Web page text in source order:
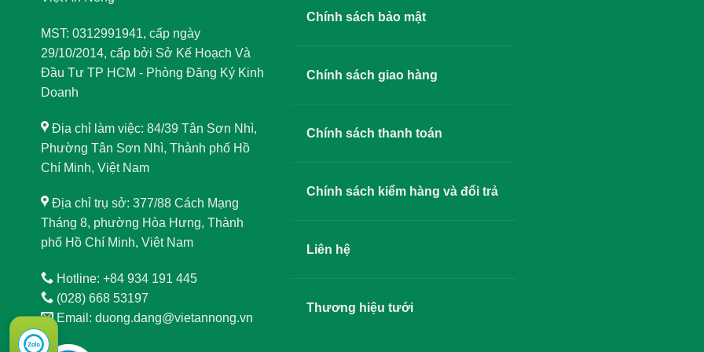
MST: 0312991941, cấp ngày
29/10/2014, cấp bởi Sở Kế Hoạch Và
Đầu Tư TP HCM - Phòng Đăng Ký Kinh
Doanh
Địa chỉ làm việc: 84/39 Tân Sơn Nhì,
Phường Tân Sơn Nhì, Thành phố Hồ
Chí Minh, Việt Nam
Địa chỉ trụ sở: 377/88 Cách Mạng
Tháng 8, phường Hòa Hưng, Thành
phố Hồ Chí Minh, Việt Nam
Hotline: +84 934 191 445
(028) 668 53197
Email: duong.dang@vietannong.vn
Chính sách bảo mật
Chính sách giao hàng
Chính sách thanh toán
Chính sách kiểm hàng và đổi trả
Liên hệ
Thương hiệu tưới